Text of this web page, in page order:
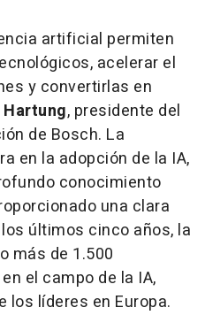
artificial permiten
acelerar el
y convertirlas en
, presidente del
de Bosch. La
en la adopción de la IA,
conocimiento
una clara
últimos cinco años, la
más de 1.500
el campo de la IA,
los líderes en Europa.